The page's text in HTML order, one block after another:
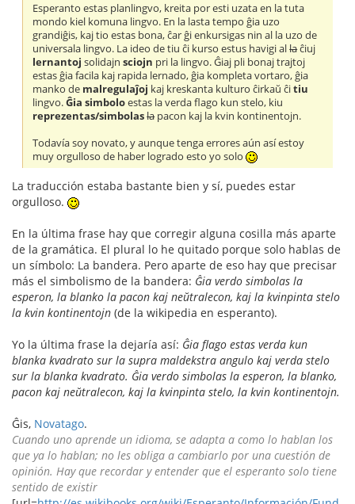
Esperanto estas planlingvo, kreita por esti uzata en la tuta
mondo kiel komuna lingvo. En la lasta tempo ĝia uzo
grandiĝis, kaj tio estas bona, ĉar ĝi enkursigas nin al la uzo de
universala lingvo. La ideo de tiu ĉi kurso estus havigi allaĉiuj
lernantoj solidajnsciojn pri la lingvo. Ĝiaj pli bonaj trajtoj
estas ĝia facila kaj rapida lernado, ĝia kompleta vortaro, ĝia
manko de malregulaĵoj kaj kreskanta kulturo ĉirkaŭ ĉitiu
lingvo.Ĝia simboloestas la verda flago kun stelo, kiu
reprezentas/simbolaslapacon kaj la kvin kontinentojn.
Todavía soy novato, y aunque tenga errores aún así estoy
muy orgulloso de haber logrado esto yo solo
La traducción estaba bastante bien y sí, puedes estar
orgulloso.
En la última frase hay que corregir alguna cosilla más aparte
de la gramática. El plural lo he quitado porque solo hablas de
un símbolo: La bandera. Pero aparte de eso hay que precisar
más el simbolismo de la bandera: Ĝia verdo simbolas la
esperon, la blanko la pacon kaj neŭtralecon, kaj la kvinpinta stelo
la kvin kontinentojn (de la wikipedia en esperanto).
Yo la última frase la dejaría así: Ĝia flago estas verda kun
blanka kvadrato sur la supra maldekstra angulo kaj verda stelo
sur la blanka kvadrato. Ĝia verdo simbolas la esperon, la blanko,
pacon kaj neŭtralecon, kaj la kvinpinta stelo, la kvin kontinentojn.
Ĝis, Novatago.
Cuando uno aprende un idioma, se adapta a como lo hablan los
que ya lo hablan; no les obliga a cambiarlo por una cuestión de
opinión. Hay que recordar y entender que el esperanto solo tiene
sentido de existir